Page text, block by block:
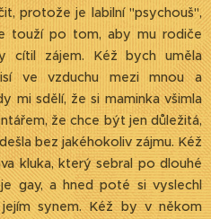
protože je labilní "psychouš",
touží po tom, aby mu rodiče
cítil zájem. Kéž bych uměla
ve vzduchu mezi mnou a
mi sdělí, že si maminka všimla
že chce být jen důležitá,
bez jakéhokoliv zájmu. Kéž
kluka, který sebral po dlouhé
gay, a hned poté si vyslechl
synem. Kéž by v někom